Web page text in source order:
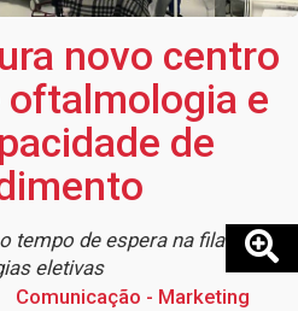
novo centro
e
de
tempo de espera na fila de
eletivas
Comunicação - Marketing